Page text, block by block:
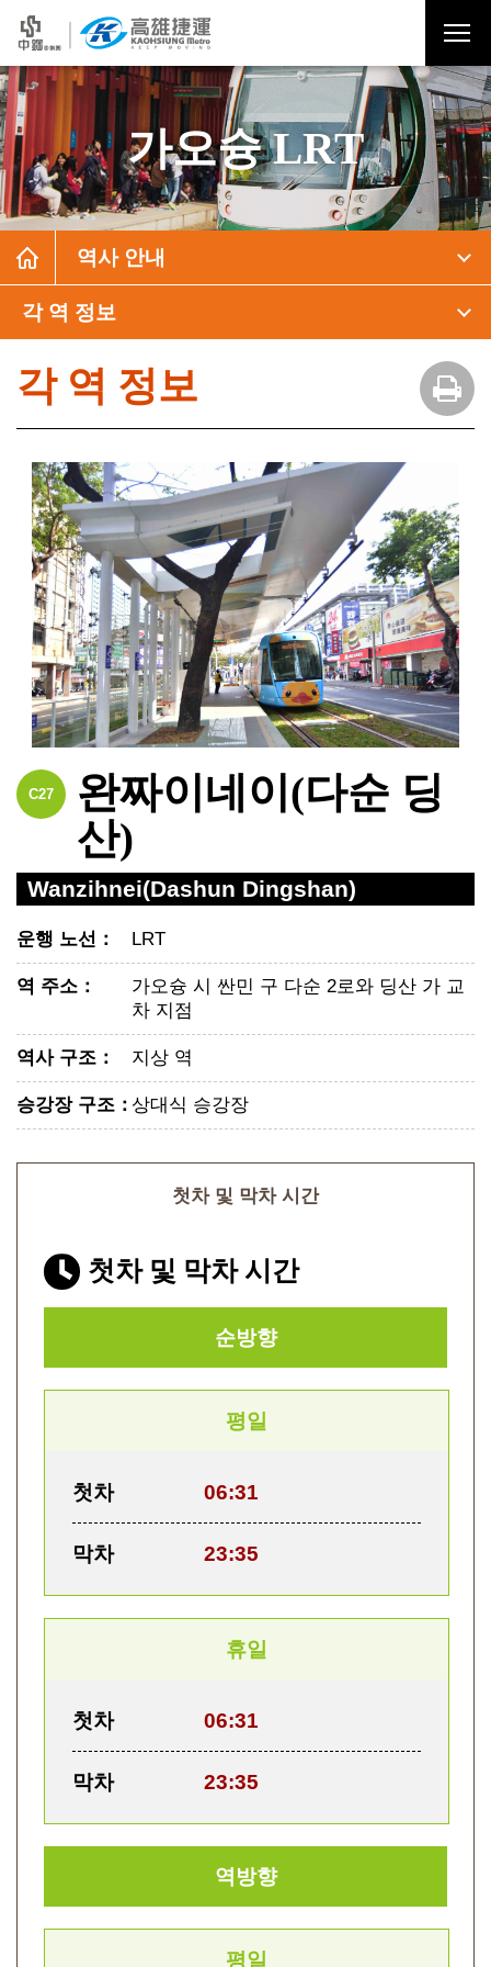
가오슝 LRT
역사 안내
각 역 정보
각 역 정보
C27
완짜이네이(다순 딩
산)
Wanzihnei(Dashun Dingshan)
운행 노선 ： LRT
역 주소 ：
가오슝 시 싼민 구 다순 2로와 딩산 가 교
차 지점
역사 구조 ： 지상 역
승강장 구조 ：상대식 승강장
첫차 및 막차 시간
첫차 및 막차 시간
순방향
평일
첫차 06:31
막차 23:35
휴일
첫차 06:31
막차 23:35
역방향
평일